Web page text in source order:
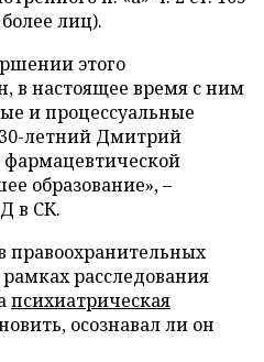
лиц).
этого
в настоящее время с ним
и процессуальные
летний Дмитрий
фармацевтической
образование», –
в СК.
расследования
психиатрическая
осознавал ли он